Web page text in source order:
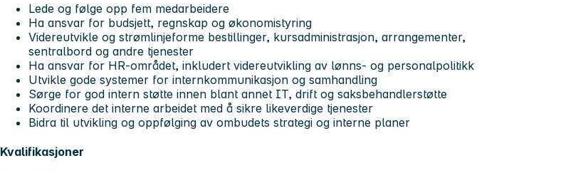
Lede og følge opp fem medarbeidere
Ha ansvar for budsjett, regnskap og økonomistyring
Videreutvikle og strømlinjeforme bestillinger, kursadministrasjon, arrangementer,
sentralbord og andre tjenester
Ha ansvar for HR-området, inkludert videreutvikling av lønns- og personalpolitikk
Utvikle gode systemer for internkommunikasjon og samhandling
Sørge for god intern støtte innen blant annet IT, drift og saksbehandlerstøtte
Koordinere det interne arbeidet med å sikre likeverdige tjenester
Bidra til utvikling og oppfølging av ombudets strategi og interne planer
Kvalifikasjoner